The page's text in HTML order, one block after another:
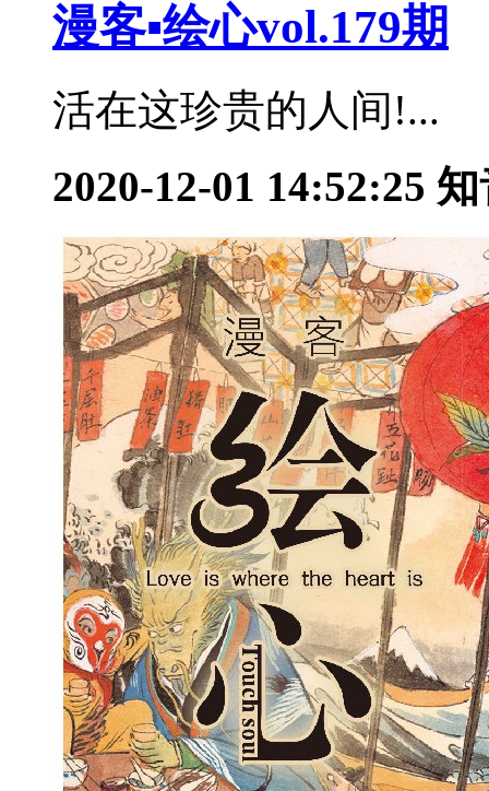
漫客▪绘心vol.179期
活在这珍贵的人间!...
2020-12-01 14:52:25